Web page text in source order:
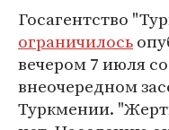
Госагентство
ограничилось
вечером 7 июля
внеочередном
Туркмении.